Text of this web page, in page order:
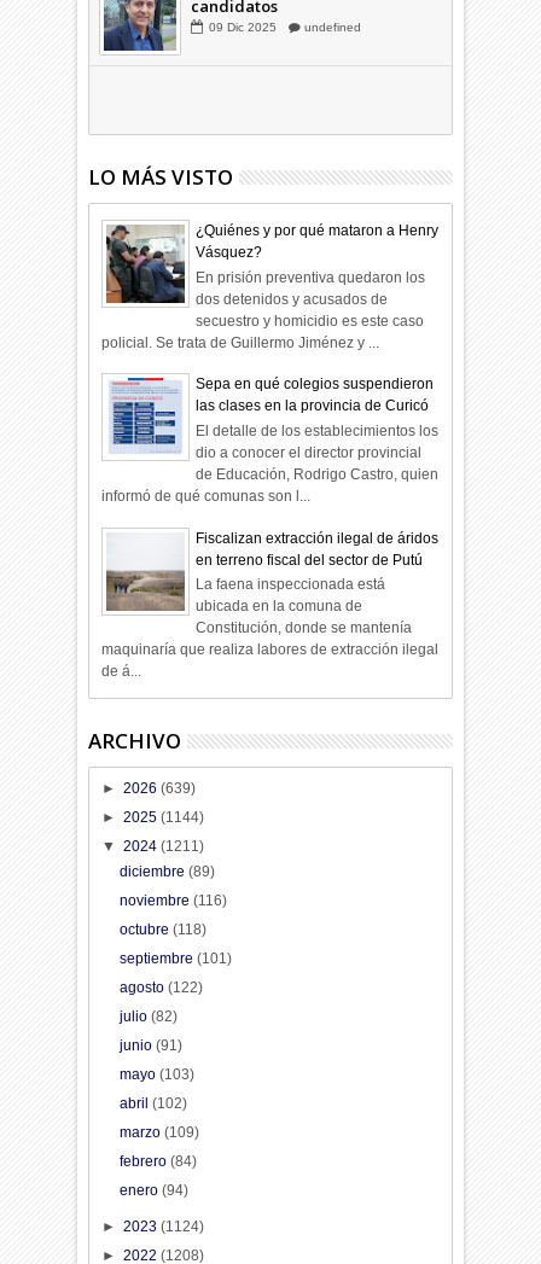
candidatos
LO MÁS VISTO
¿Quiénes y por qué mataron a Henry
Vásquez?
En prisión preventiva quedaron los
dos detenidos y acusados de
secuestro y homicidio es este caso
policial. Se trata de Guillermo Jiménez y ...
Sepa en qué colegios suspendieron
las clases en la provincia de Curicó
El detalle de los establecimientos los
dio a conocer el director provincial
de Educación, Rodrigo Castro, quien
informó de qué comunas son l...
Fiscalizan extracción ilegal de áridos
en terreno fiscal del sector de Putú
La faena inspeccionada está
ubicada en la comuna de
Constitución, donde se mantenía
maquinaría que realiza labores de extracción ilegal
de á...
ARCHIVO
►2026(639)
►2025(1144)
▼2024(1211)
diciembre (89)
noviembre (116)
octubre (118)
septiembre (101)
agosto (122)
julio (82)
junio (91)
mayo (103)
abril (102)
marzo (109)
febrero (84)
enero (94)
►2023(1124)
►2022(1208)